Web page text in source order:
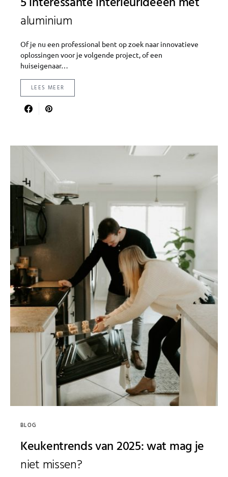
aluminium
Of je nu een professional bent op zoek naar innovatieve
oplossingen voor je volgende project, of een
huiseigenaar…
LEES MEER
BLOG
Keukentrends van 2025: wat mag je
niet missen?